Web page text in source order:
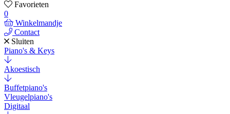
Favorieten
0
Winkelmandje
Contact
Sluiten
Piano's & Keys
Akoestisch
Buffetpiano's
Vleugelpiano's
Digitaal